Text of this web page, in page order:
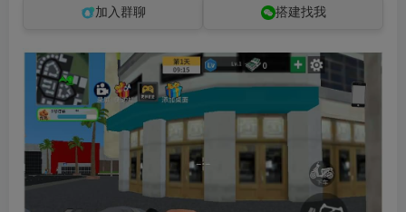
加入群聊 搭建找我